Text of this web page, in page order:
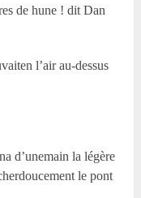
de hune ! dit Dan
l’air au-dessus
d’unemain la légère
le pont